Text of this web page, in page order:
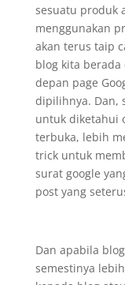
sesuatu produk
menggunakan
akan terus taip
blog kita
depan page
dipilihnya. Dan,
untuk diketahui
terbuka, lebih
trick untuk
surat google
post yang
Dan apabila
semestinya